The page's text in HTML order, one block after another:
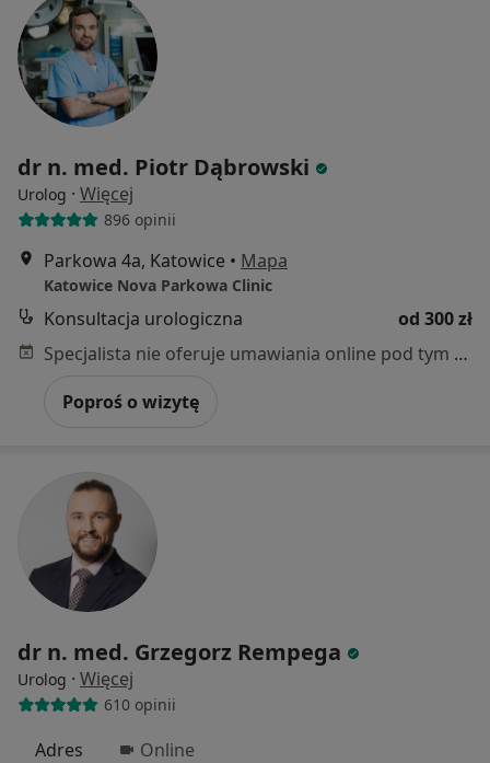
dr n. med. Piotr Dąbrowski
Urolog · Więcej
896 opinii
Parkowa 4a, Katowice • Mapa
Katowice Nova Parkowa Clinic
Konsultacja urologiczna
od 300 zł
Specjalista nie oferuje umawiania online pod tym adresem.
Poproś o wizytę
dr n. med. Grzegorz Rempega
Urolog · Więcej
610 opinii
Adres Online